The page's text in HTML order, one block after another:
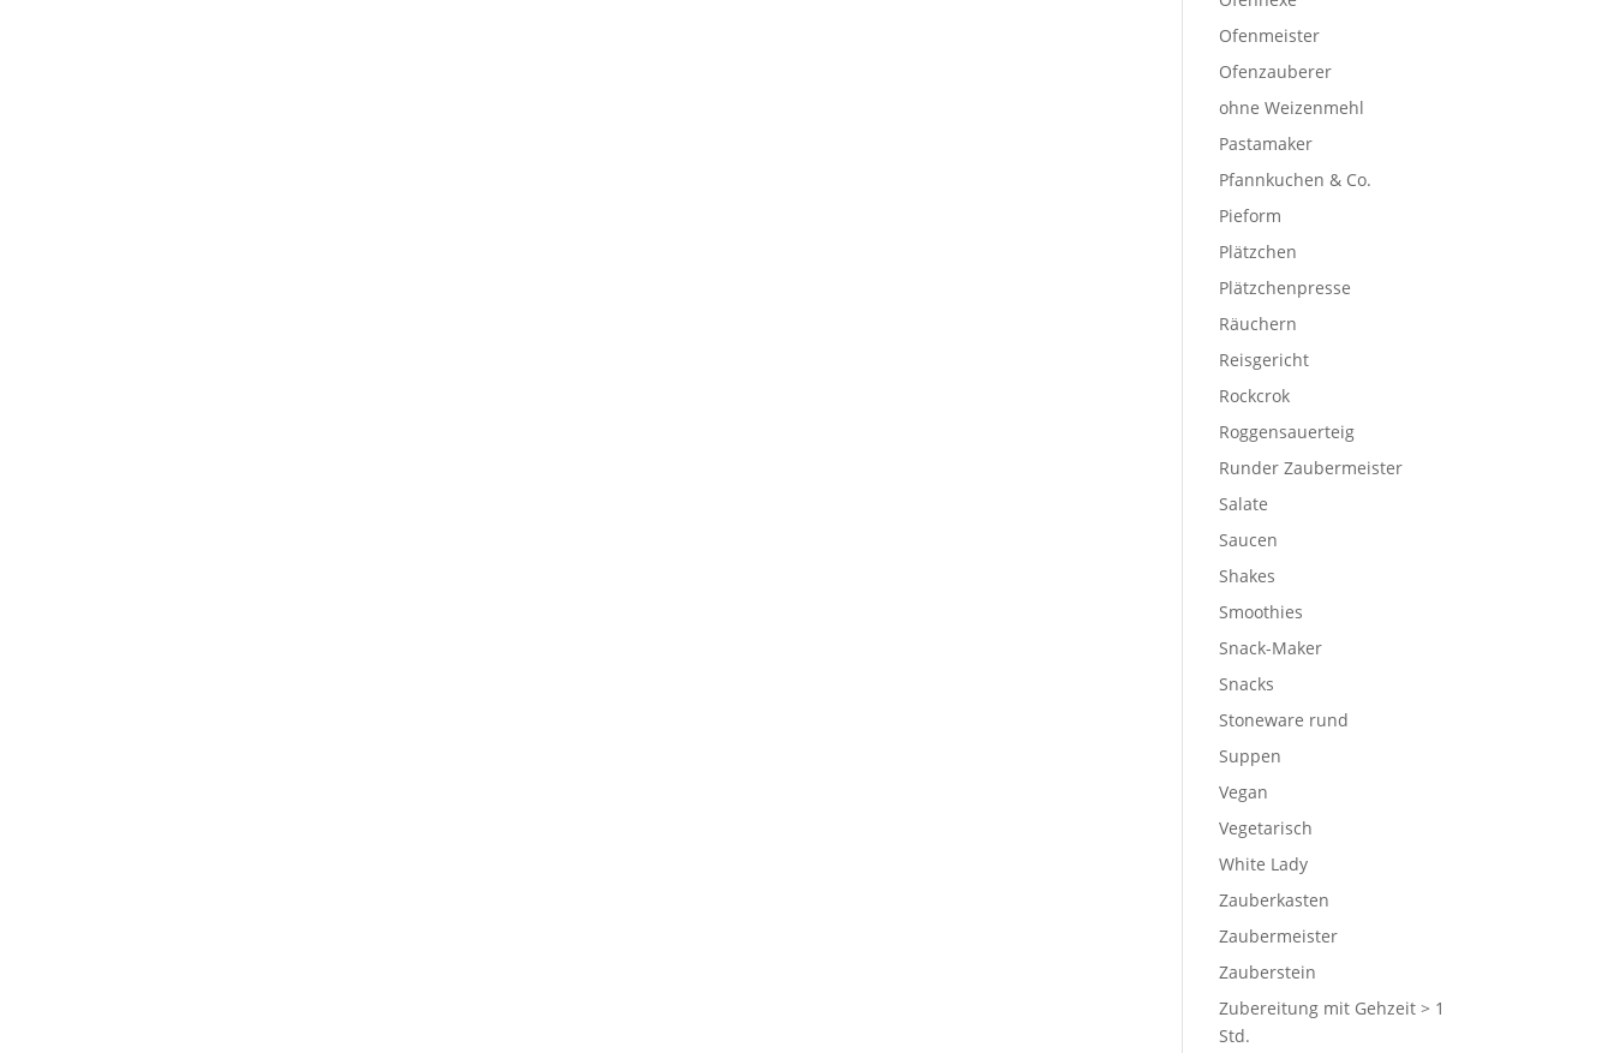
Ofenmeister
Ofenzauberer
ohne Weizenmehl
Pastamaker
Pfannkuchen & Co.
Pieform
Plätzchen
Plätzchenpresse
Räuchern
Reisgericht
Rockcrok
Roggensauerteig
Runder Zaubermeister
Salate
Saucen
Shakes
Smoothies
Snack-Maker
Snacks
Stoneware rund
Suppen
Vegan
Vegetarisch
White Lady
Zauberkasten
Zaubermeister
Zauberstein
Zubereitung mit Gehzeit > 1
Std.